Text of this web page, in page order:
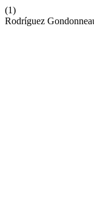
(1)
Rodríguez